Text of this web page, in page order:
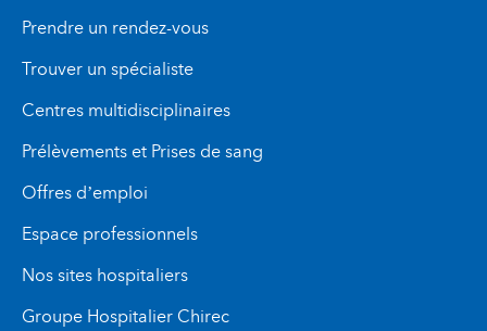
Prendre un rendez-vous
Trouver un spécialiste
Centres multidisciplinaires
Prélèvements et Prises de sang
Offres d’emploi
Espace professionnels
Nos sites hospitaliers
Groupe Hospitalier Chirec